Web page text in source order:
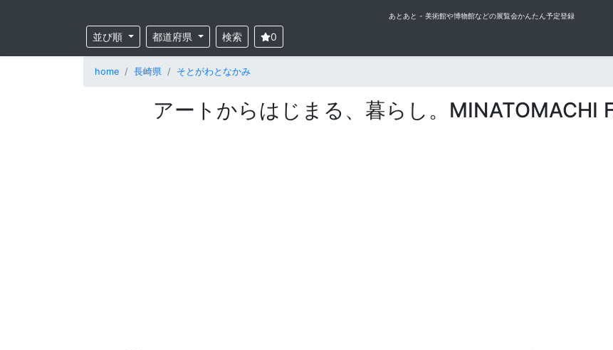
あとあと - 美術館や博物館などの展覧会かんたん予定登録
並び順 都道府県 検索 0
home 長崎県 そとがわとなかみ
アートからはじまる、暮らし。MINATOMACHI